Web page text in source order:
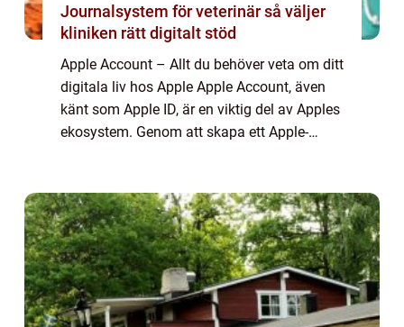
Journalsystem för veterinär så väljer
kliniken rätt digitalt stöd
Apple Account – Allt du behöver veta om ditt
digitala liv hos Apple Apple Account, även
känt som Apple ID, är en viktig del av Apples
ekosystem. Genom att skapa ett Apple-